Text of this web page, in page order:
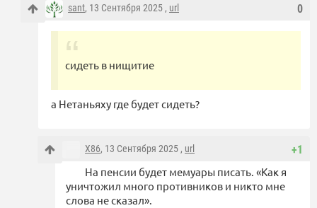
0
sant, 13 Сентября 2025 , url
сидеть в нищитие
а Нетаньяху где будет сидеть?
+1
X86, 13 Сентября 2025 , url
На пенсии будет мемуары писать. «Как я
уничтожил много противников и никто мне
слова не сказал».